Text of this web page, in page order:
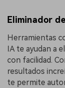
Eliminador
Herramientas
IA te ayudan a
con facilidad.
resultados
te permite